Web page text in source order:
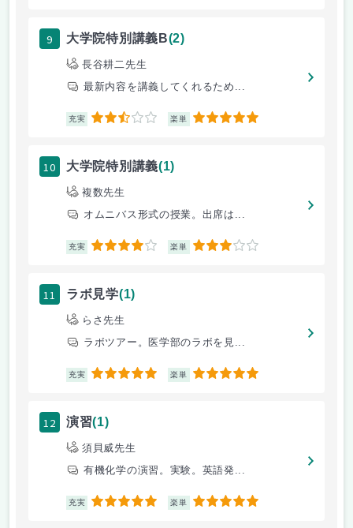
9 大学院特別講義B(2)
長谷耕二先生
最新内容を講義してくれるため...
充実 2.5 楽単 5
10 大学院特別講義(1)
複数先生
オムニバス形式の授業。出席は...
充実 4 楽単 3
11 ラボ見学(1)
らさ先生
ラボツアー。医学部のラボを見...
充実 5 楽単 5
12 演習(1)
須貝威先生
有機化学の演習。実験。英語発...
充実 5 楽単 5